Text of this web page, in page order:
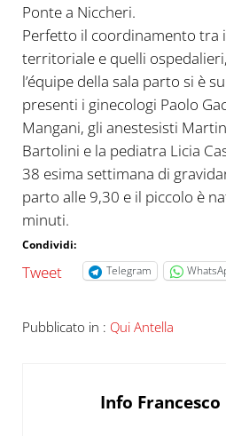
Ponte a Niccheri.
Perfetto il coordinamento tra
territoriale e quelli
l’équipe della sala parto si è
presenti i ginecologi Paolo
Mangani, gli anestesisti
Bartolini e la pediatra Licia
38 esima settimana di
parto alle 9,30 e il piccolo è
minuti.
Condividi:
Tweet Telegram
Pubblicato in : Qui Antella
Info